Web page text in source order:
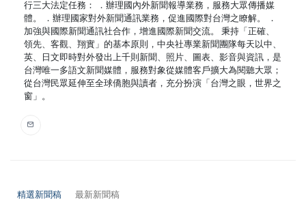
行三大法定任務： ．辦理國內外新聞報導業務，服務大眾傳播媒
體。 ．辦理國家對外新聞通訊業務，促進國際對台灣之瞭解。 ．
加強與國際新聞通訊社合作，增進國際新聞交流。 秉持「正確、
領先、客觀、翔實」的基本原則，中央社專業新聞團隊每天以中、
英、日文即時對外發出上千則新聞、照片、圖表、影音與資訊，是
台灣唯一多語文新聞媒體，服務對象從媒體客戶擴大為閱聽大眾；
從台灣民眾延伸至全球僑胞與讀者，充分扮演「台灣之眼，世界之
窗」。
精選新聞稿 最新新聞稿